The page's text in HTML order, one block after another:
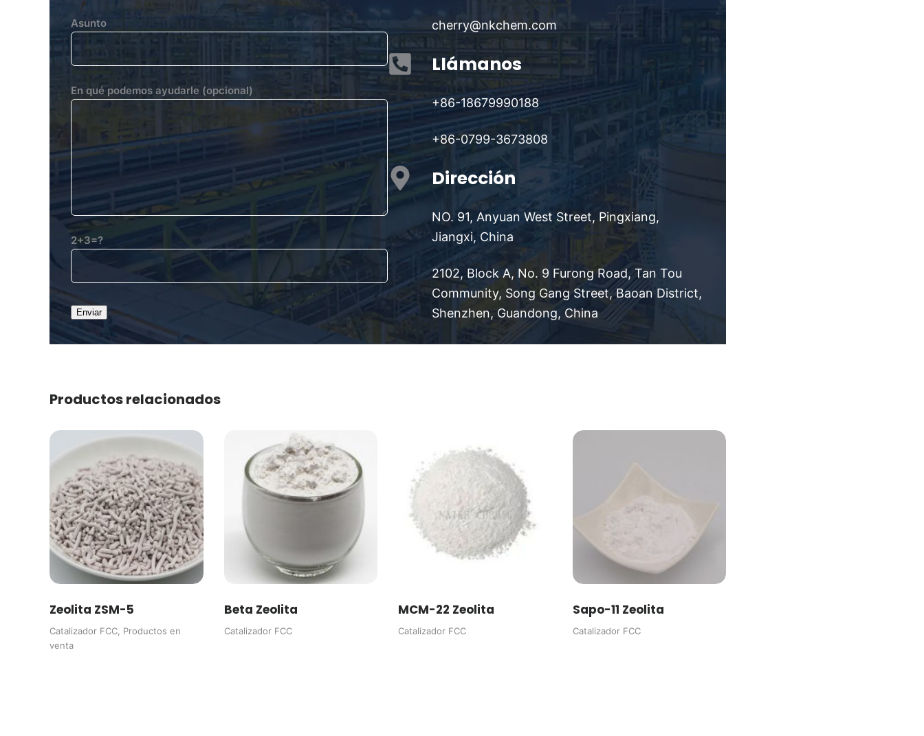
Asunto
En qué podemos ayudarle (opcional)
2+3=?
cherry@nkchem.com
Llámanos
+86-18679990188
+86-0799-3673808
Dirección
NO. 91, Anyuan West Street, Pingxiang,
Jiangxi, China
2102, Block A, No. 9 Furong Road, Tan Tou
Community, Song Gang Street, Baoan District,
Shenzhen, Guandong, China
Productos relacionados
Zeolita ZSM-5
Catalizador FCC Productos en
venta
Beta Zeolita
Catalizador FCC
MCM-22 Zeolita
Catalizador FCC
Sapo-11 Zeolita
Catalizador FCC